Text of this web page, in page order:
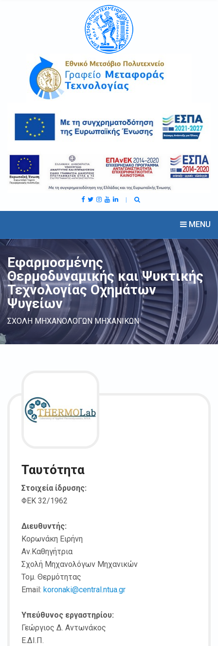
MENU
Εφαρμοσμένης
Θερμοδυναμικής και Ψυκτικής
Τεχνολογίας Οχημάτων
Ψυγείων
ΣΧΟΛΗ ΜΗΧΑΝΟΛΟΓΩΝ ΜΗΧΑΝΙΚΩΝ
Ταυτότητα
Στοιχεία ίδρυσης:
ΦΕΚ 32/1962
Διευθυντής:
Κορωνάκη Ειρήνη
Αν.Καθηγήτρια
Σχολή Μηχανολόγων Μηχανικών
Τομ. Θερμότητας
Email: koronaki@central.ntua.gr
Υπεύθυνος εργαστηρίου:
Γεώργιος Δ. Αντωνάκος
Ε.ΔΙ.Π.